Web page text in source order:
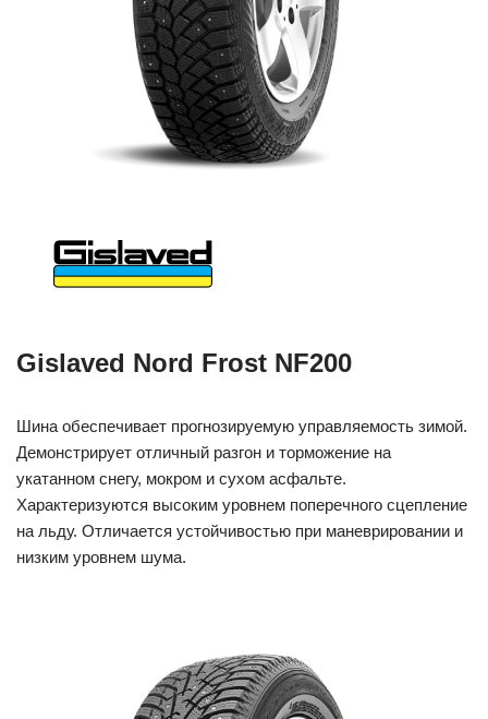
Gislaved Nord Frost NF200
Шина обеспечивает прогнозируемую управляемость зимой.
Демонстрирует отличный разгон и торможение на
укатанном снегу, мокром и сухом асфальте.
Характеризуются высоким уровнем поперечного сцепление
на льду. Отличается устойчивостью при маневрировании и
низким уровнем шума.